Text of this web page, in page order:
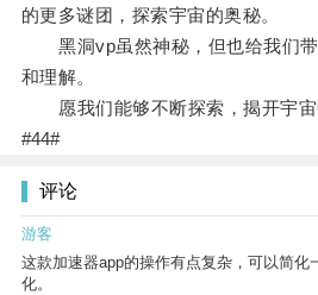
的更多谜团，探索宇宙的奥秘。
黑洞vp虽然神秘，但也给我们带
和理解。
愿我们能够不断探索，揭开宇宙
#44#
评论
游客
这款加速器app的操作有点复杂，可以简化
化。